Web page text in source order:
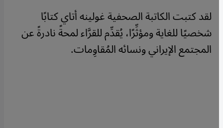
لقد كتبت الكاتبة الصحفية غولينه أتاي كتابًا
شخصيًا للغاية ومؤثِّرًا، يُقدِّم للقرَّاء لمحةً نادرةً عن
المجتمع الإيراني ونسائه المُقاوِمات.